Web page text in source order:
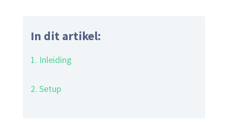
In dit artikel:
1. Inleiding
2. Setup